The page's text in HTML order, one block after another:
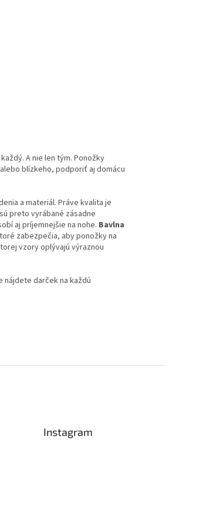
A nie len tým. Ponožky
blízkeho, podporiť aj domácu
a materiál. Práve kvalita je
preto vyrábané zásadne
aj príjemnejšie na nohe. Bavlna
zabezpečia, aby ponožky na
vzory oplývajú výraznou
nájdete darček na každú
Instagram